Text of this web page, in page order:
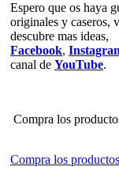
Espero que os haya
originales y caseros,
descubre mas ideas,
Facebook,
canal de YouTube.
Compra los
Compra los